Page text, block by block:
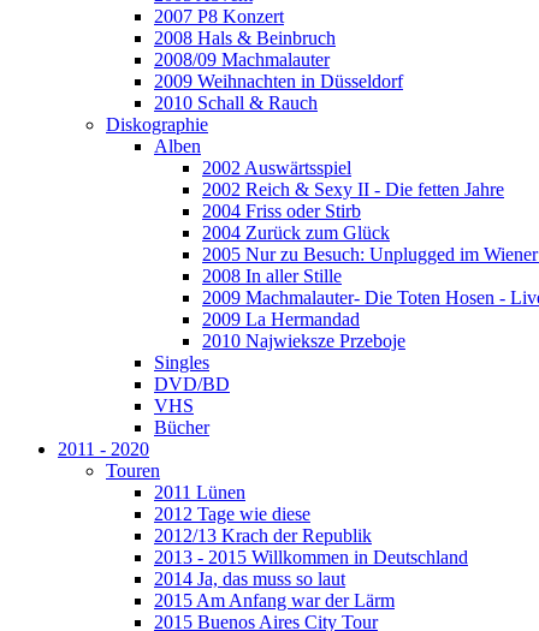
2007 P8 Konzert
2008 Hals & Beinbruch
2008/09 Machmalauter
2009 Weihnachten in Düsseldorf
2010 Schall & Rauch
Diskographie
Alben
2002 Auswärtsspiel
2002 Reich & Sexy II - Die fetten Jahre
2004 Friss oder Stirb
2004 Zurück zum Glück
2005 Nur zu Besuch: Unplugged im
2008 In aller Stille
2009 Machmalauter- Die Toten Hosen -
2009 La Hermandad
2010 Najwieksze Przeboje
Singles
DVD/BD
VHS
Bücher
2011 - 2020
Touren
2011 Lünen
2012 Tage wie diese
2012/13 Krach der Republik
2013 - 2015 Willkommen in Deutschland
2014 Ja, das muss so laut
2015 Am Anfang war der Lärm
2015 Buenos Aires City Tour